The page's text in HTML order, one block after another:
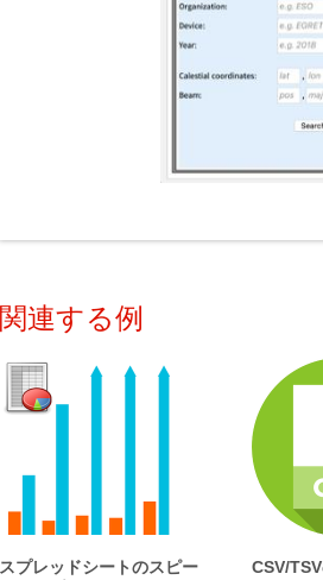
関連する例
スプレッドシートのスピー
CSV/